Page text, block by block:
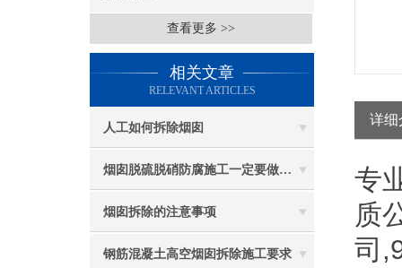
查看更多 >>
相关文章
RELEVANT ARTICLES
人工如何拆除烟囱
烟囱脱硫脱硝防腐施工一定要做好防护工作
烟囱拆除的注意事项
钢筋混凝土高空烟囱拆除施工要求
详细
专
质
司